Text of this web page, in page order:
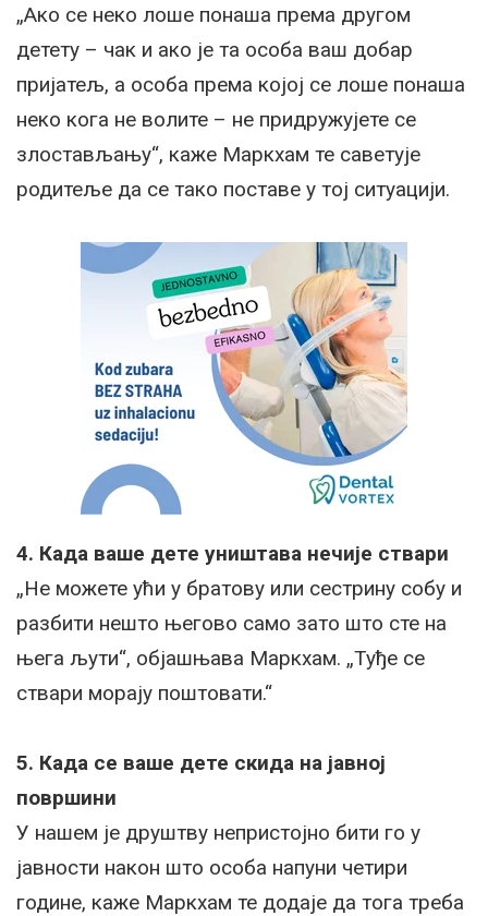
„Ако се неко лоше понаша према другом
детету – чак и ако је та особа ваш добар
пријатељ, а особа према којој се лоше понаша
неко кога не волите – не придружујете се
злостављању“, каже Маркхам те саветује
родитеље да се тако поставе у тој ситуацији.
4. Када ваше дете уништава нечије ствари
„Не можете ући у братову или сестрину собу и
разбити нешто његово само зато што сте на
њега љути“, објашњава Маркхам. „Туђе се
ствари морају поштовати.“
5. Када се ваше дете скида на јавној
површини
У нашем је друштву непристојно бити го у
јавности након што особа напуни четири
године, каже Маркхам те додаје да тога треба